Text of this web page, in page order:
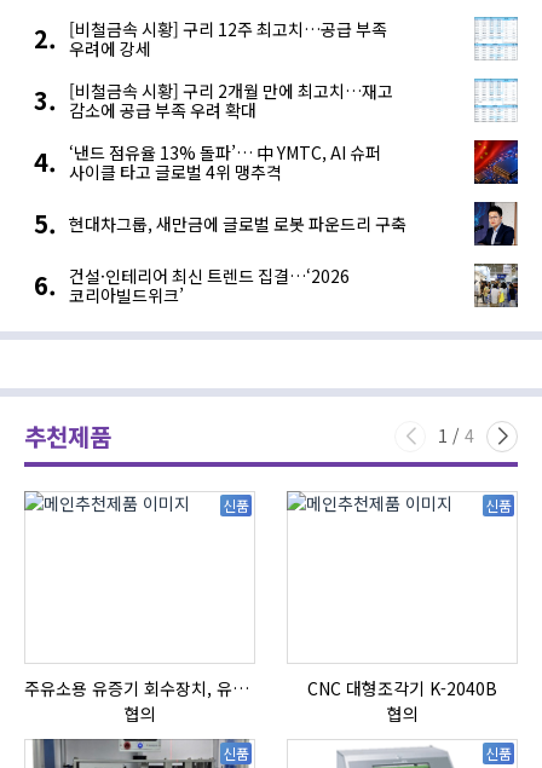
[비철금속 시황] 구리 12주 최고치…공급 부족
우려에 강세
[비철금속 시황] 구리 2개월 만에 최고치…재고
감소에 공급 부족 우려 확대
‘낸드 점유율 13% 돌파’… 中 YMTC, AI 슈퍼
사이클 타고 글로벌 4위 맹추격
현대차그룹, 새만금에 글로벌 로봇 파운드리 구축
건설·인테리어 최신 트렌드 집결…‘2026
코리아빌드위크’
추천제품 1 / 4
신품
주유소용 유증기 회수장치, 유증기 회수장치, 방폭형, 방폭형 유증기 회수장치
협의
신품
CNC 대형조각기 K-2040B
협의
신품 신품